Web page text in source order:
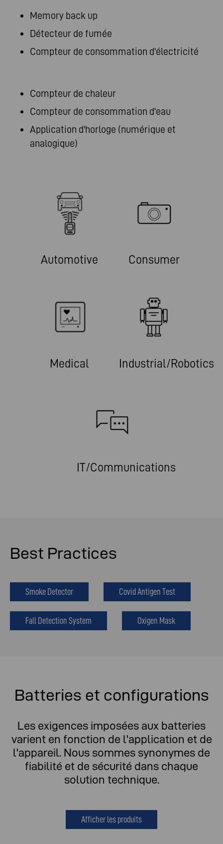
Memory back up
Détecteur de fumée
Compteur de consommation d'électricité
Compteur de chaleur
Compteur de consommation d'eau
Application d'horloge (numérique et
analogique)
Automotive Consumer
Medical Industrial/Robotics
IT/Communications
Best Practices
Smoke Detector Covid Antigen Test
Fall Detection System Oxigen Mask
Batteries et configurations
Les exigences imposées aux batteries
varient en fonction de l'application et de
l'appareil. Nous sommes synonymes de
fiabilité et de sécurité dans chaque
solution technique.
Afficher les produits